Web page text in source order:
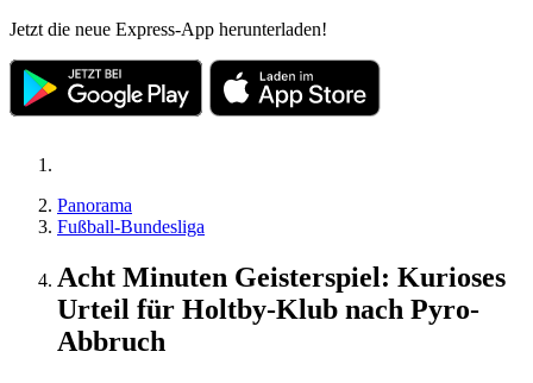
Jetzt die neue Express-App herunterladen!
Panorama
Fußball-Bundesliga
Acht Minuten Geisterspiel: Kurioses
Urteil für Holtby-Klub nach Pyro-
Abbruch